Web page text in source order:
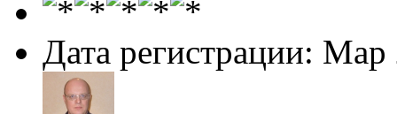
Дата регистрации: Мар